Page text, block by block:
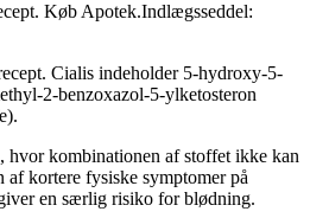
Køb Apotek.Indlægsseddel:
Cialis indeholder 5-hydroxy-5-
2-benzoxazol-5-ylketosteron
kombinationen af ​​stoffet ikke kan
​​kortere fysiske symptomer på
en særlig risiko for blødning.